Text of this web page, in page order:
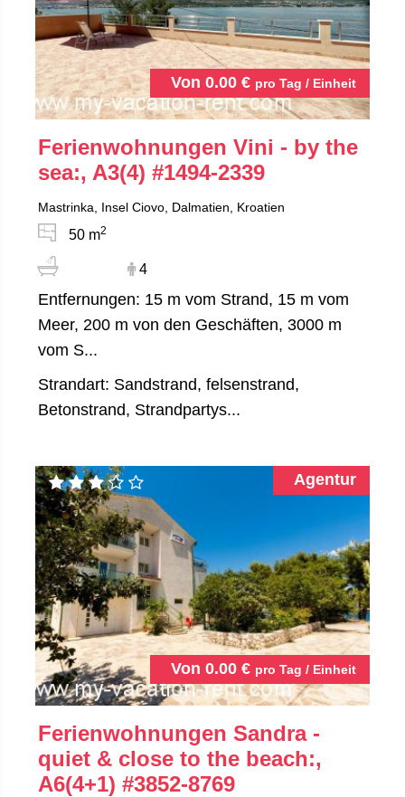
Von 0.00 € pro Tag / Einheit
Ferienwohnungen Vini - by the
sea:, A3(4) #1494-2339
Mastrinka, Insel Ciovo, Dalmatien, Kroatien
50 m2
4
Entfernungen: 15 m vom Strand, 15 m vom
Meer, 200 m von den Geschäften, 3000 m
vom S...
Strandart: Sandstrand, felsenstrand,
Betonstrand, Strandpartys...
Von 0.00 € pro Tag / Einheit
Agentur
Ferienwohnungen Sandra -
quiet & close to the beach:,
A6(4+1) #3852-8769